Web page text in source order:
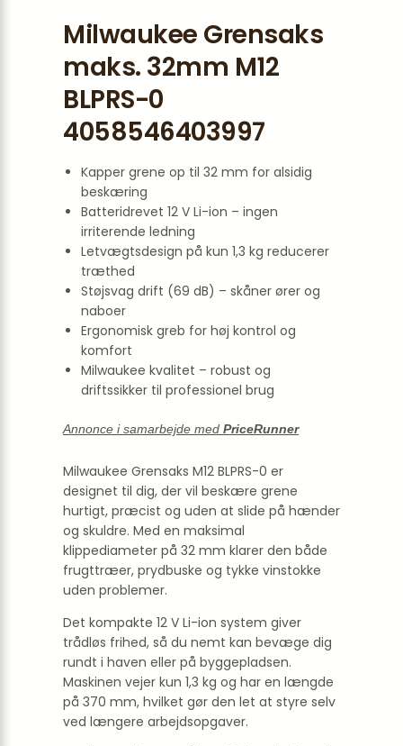
Milwaukee Grensaks
maks. 32mm M12
BLPRS-0
4058546403997
Kapper grene op til 32 mm for alsidig
beskæring
Batteridrevet 12 V Li-ion – ingen
irriterende ledning
Letvægtsdesign på kun 1,3 kg reducerer
træthed
Støjsvag drift (69 dB) – skåner ører og
naboer
Ergonomisk greb for høj kontrol og
komfort
Milwaukee kvalitet – robust og
driftssikker til professionel brug
Annonce i samarbejde med PriceRunner
Milwaukee Grensaks M12 BLPRS-0 er
designet til dig, der vil beskære grene
hurtigt, præcist og uden at slide på hænder
og skuldre. Med en maksimal
klippediameter på 32 mm klarer den både
frugttræer, prydbuske og tykke vinstokke
uden problemer.
Det kompakte 12 V Li-ion system giver
trådløs frihed, så du nemt kan bevæge dig
rundt i haven eller på byggepladsen.
Maskinen vejer kun 1,3 kg og har en længde
på 370 mm, hvilket gør den let at styre selv
ved længere arbejdsopgaver.